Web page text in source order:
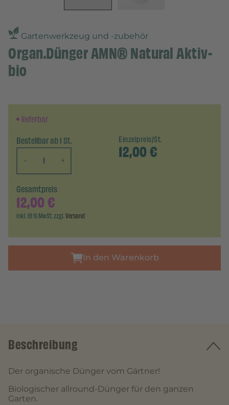
Gartenwerkzeug und -zubehör
Organ.Dünger AMN® Natural Aktiv-
bio
lieferbar
Bestellbar ab 1 St.
-
+
Einzelpreis/St.
12,00€
Gesamtpreis
12,00€
inkl. 19 % MwSt. zzgl.Versand
In den Warenkorb
Beschreibung
Der organische Dünger vom Gärtner!
Biologischer allround-Dünger für den ganzen
Garten.